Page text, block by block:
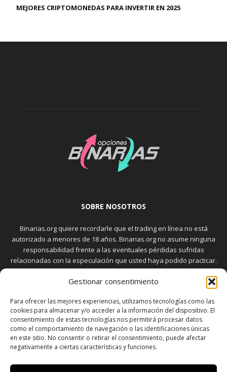
Gestionar consentimiento
Para ofrecer las mejores experiencias, utilizamos tecnologías como las
cookies para almacenar y/o acceder a la información del dispositivo. El
consentimiento de estas tecnologías nos permitirá procesar datos
como el comportamiento de navegación o las identificaciones únicas
en este sitio. No consentir o retirar el consentimiento, puede afectar
negativamente a ciertas características y funciones.
MEJORES CRIPTOMONEDAS PARA INVERTIR EN 2025
SOBRE NOSOTROS
Binarias.org quiere recordarle que el trading en línea no está
autorizado a menores de 18 años. Binarias.org no asume ninguna
responsabilidad frente a las eventuales pérdidas sufridas
relacionadas con la especulación que usted haya podido practicar.
El trading en el mercado de opciones binarias implica riesgos
elevados. Usted debe conocer y aceptar estos riesgos, que
transacciones bursátiles.
SÍGUENOS